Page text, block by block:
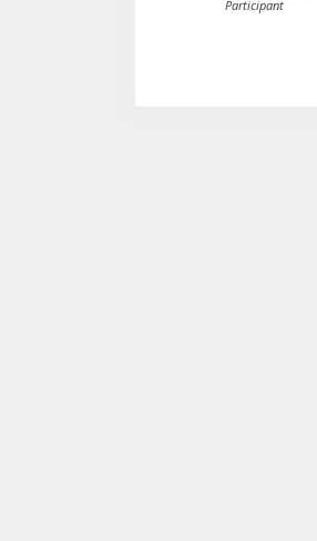
Participant